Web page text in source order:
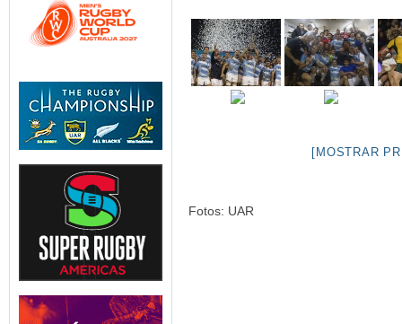
[MOSTRAR
Fotos: UAR